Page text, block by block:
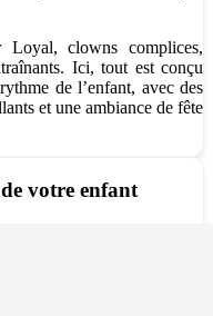
Loyal, clowns complices,
Ici, tout est conçu
de l’enfant, avec des
et une ambiance de fête
votre enfant